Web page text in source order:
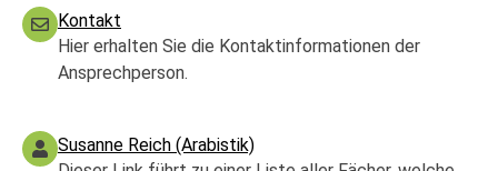
Kontakt
Hier erhalten Sie die Kontaktinformationen der
Ansprechperson.
Susanne Reich (Arabistik)